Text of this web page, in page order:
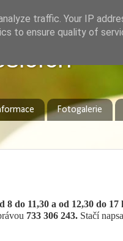
Fotogalerie
do 11,30 a od 12,30 do 17
733 306 243. Stačí
traffic. Your IP
to ensure quality of